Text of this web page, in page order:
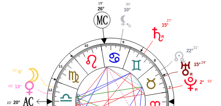
7
8
9
10
11
12
2° 51'
15°24'
22°
21'
15°
27'
10°
30'
26°
19'
6°
10'
13°
05'
20°
22'